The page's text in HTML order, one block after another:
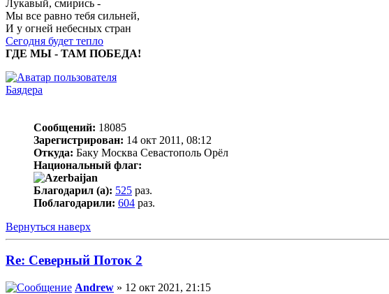
Лукавый, смирись -
Мы все равно тебя сильней,
И у огней небесных стран
Сегодня будет тепло
ГДЕ МЫ - ТАМ ПОБЕДА!
Баядера
Сообщений: 18085
Зарегистрирован: 14 окт 2011, 08:12
Откуда: Баку Москва Севастополь Орёл
Национальный флаг:
Благодарил (а): 525 раз.
Поблагодарили: 604 раз.
Вернуться наверх
Re: Северный Поток 2
Andrew » 12 окт 2021, 21:15